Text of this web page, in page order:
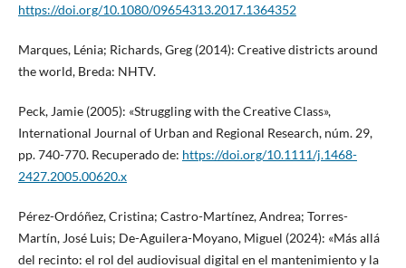
https://doi.org/10.1080/09654313.2017.1364352
Marques, Lénia; Richards, Greg (2014): Creative districts around
the world, Breda: NHTV.
Peck, Jamie (2005): «Struggling with the Creative Class»,
International Journal of Urban and Regional Research, núm. 29,
pp. 740-770. Recuperado de: https://doi.org/10.1111/j.1468-
2427.2005.00620.x
Pérez-Ordóñez, Cristina; Castro-Martínez, Andrea; Torres-
Martín, José Luis; De-Aguilera-Moyano, Miguel (2024): «Más allá
del recinto: el rol del audiovisual digital en el mantenimiento y la